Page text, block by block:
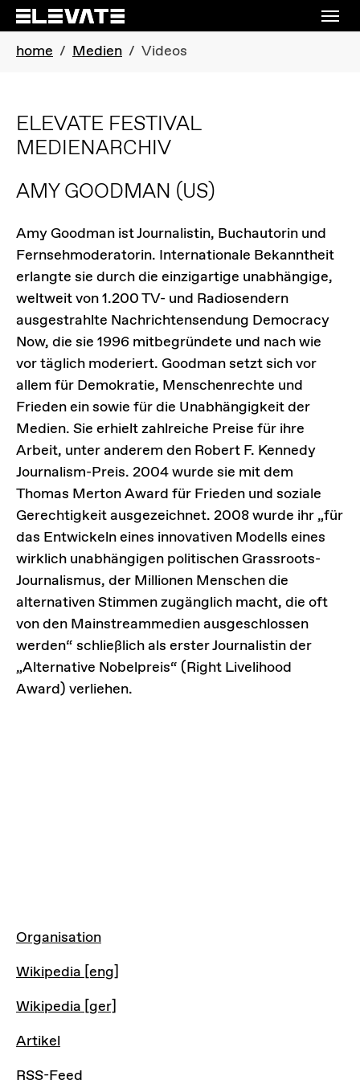
Skip to main navigation
Skip to main content
Skip to page footer
You are here:
home Medien Videos
ELEVATE FESTIVAL
MEDIENARCHIV
AMY GOODMAN (US)
Amy Goodman ist Journalistin, Buchautorin und
Fernsehmoderatorin. Internationale Bekanntheit
erlangte sie durch die einzigartige unabhängige,
weltweit von 1.200 TV- und Radiosendern
ausgestrahlte Nachrichtensendung Democracy
Now, die sie 1996 mitbegründete und nach wie
vor täglich moderiert. Goodman setzt sich vor
allem für Demokratie, Menschenrechte und
Frieden ein sowie für die Unabhängigkeit der
Medien. Sie erhielt zahlreiche Preise für ihre
Arbeit, unter anderem den Robert F. Kennedy
Journalism-Preis. 2004 wurde sie mit dem
Thomas Merton Award für Frieden und soziale
Gerechtigkeit ausgezeichnet. 2008 wurde ihr „für
das Entwickeln eines innovativen Modells eines
wirklich unabhängigen politischen Grassroots-
Journalismus, der Millionen Menschen die
alternativen Stimmen zugänglich macht, die oft
von den Mainstreammedien ausgeschlossen
werden“ schließlich als erster Journalistin der
„Alternative Nobelpreis“ (Right Livelihood
Award) verliehen.
LINKS
Organisation
Wikipedia [eng]
Wikipedia [ger]
Artikel
RSS-Feed